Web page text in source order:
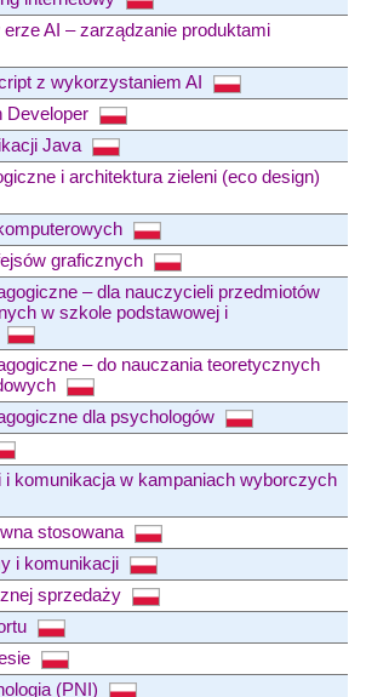
AI – zarządzanie produktami
z wykorzystaniem AI
Developer
Java
i architektura zieleni (eco design)
graficznych
– dla nauczycieli przedmiotów
w szkole podstawowej i
– do nauczania teoretycznych
dla psychologów
i komunikacja w kampaniach wyborczych
stosowana
i komunikacji
sprzedaży
(PNI)